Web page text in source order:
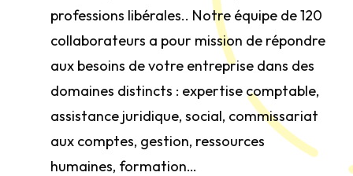
professions libérales.. Notre équipe de 120
collaborateurs a pour mission de répondre
aux besoins de votre entreprise dans des
domaines distincts : expertise comptable,
assistance juridique, social, commissariat
aux comptes, gestion, ressources
humaines, formation…